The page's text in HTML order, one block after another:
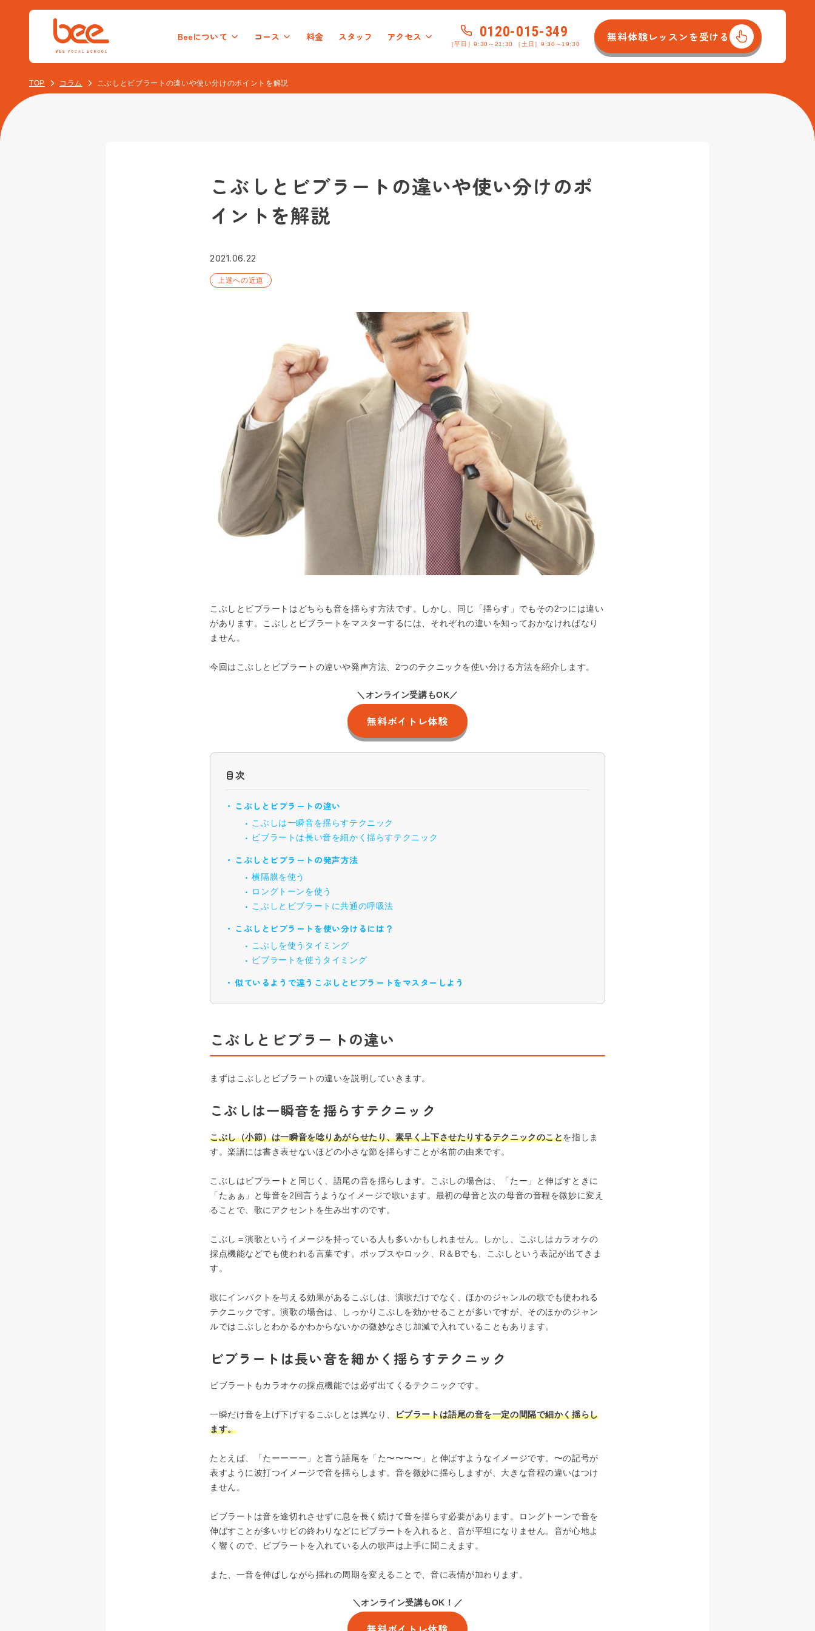
Beeについて
特徴
コース
初心者ボーカルコースオンラインレッスンコース音痴克服コース
大人（40代以上）のボーカルコース趣味で歌を楽しむコースカラオケ上達コースミックスボイス習得コースR&Bコースバンドボーカルコース
料金 スタッフ アクセス
校舎一覧新宿校池袋本校
0120-015-349
［平日］9:30～21:30 ［土日］9:30～19:30 無料体験レッスンを受ける
TOP コラム こぶしとビブラートの違いや使い分けのポイントを解説
こぶしとビブラートの違いや使い分けのポ
イントを解説
2021.06.22
上達への近道
こぶしとビブラートはどちらも音を揺らす方法です。しかし、同じ「揺らす」でもその2つには違い
があります。こぶしとビブラートをマスターするには、それぞれの違いを知っておかなければなり
ません。
今回はこぶしとビブラートの違いや発声方法、2つのテクニックを使い分ける方法を紹介します。
＼オンライン受講もOK／
無料ボイトレ体験
目次
こぶしとビブラートの違い
こぶしは一瞬音を揺らすテクニック
ビブラートは長い音を細かく揺らすテクニック
こぶしとビブラートの発声方法
横隔膜を使う
ロングトーンを使う
こぶしとビブラートに共通の呼吸法
こぶしとビブラートを使い分けるには？
こぶしを使うタイミング
ビブラートを使うタイミング
似ているようで違うこぶしとビブラートをマスターしよう
こぶしとビブラートの違い
まずはこぶしとビブラートの違いを説明していきます。
こぶしは一瞬音を揺らすテクニック
こぶし（小節）は一瞬音を唸りあがらせたり、素早く上下させたりするテクニックのことを指しま
す。楽譜には書き表せないほどの小さな節を揺らすことが名前の由来です。
こぶしはビブラートと同じく、語尾の音を揺らします。こぶしの場合は、「たー」と伸ばすときに
「たぁぁ」と母音を2回言うようなイメージで歌います。最初の母音と次の母音の音程を微妙に変え
ることで、歌にアクセントを生み出すのです。
こぶし＝演歌というイメージを持っている人も多いかもしれません。しかし、こぶしはカラオケの
採点機能などでも使われる言葉です。ポップスやロック、R＆Bでも、こぶしという表記が出てきま
す。
歌にインパクトを与える効果があるこぶしは、演歌だけでなく、ほかのジャンルの歌でも使われる
テクニックです。演歌の場合は、しっかりこぶしを効かせることが多いですが、そのほかのジャン
ルではこぶしとわかるかわからないかの微妙なさじ加減で入れていることもあります。
ビブラートは長い音を細かく揺らすテクニック
ビブラートもカラオケの採点機能では必ず出てくるテクニックです。
一瞬だけ音を上げ下げするこぶしとは異なり、 ビブラートは語尾の音を一定の間隔で細かく揺らし
ます。
たとえば、「たーーーー」と言う語尾を「た〜〜〜〜」と伸ばすようなイメージです。〜の記号が
表すように波打つイメージで音を揺らします。音を微妙に揺らしますが、大きな音程の違いはつけ
ません。
ビブラートは音を途切れさせずに息を長く続けて音を揺らす必要があります。ロングトーンで音を
伸ばすことが多いサビの終わりなどにビブラートを入れると、音が平坦になりません。音が心地よ
く響くので、ビブラートを入れている人の歌声は上手に聞こえます。
また、一音を伸ばしながら揺れの周期を変えることで、音に表情が加わります。
＼オンライン受講もOK！／